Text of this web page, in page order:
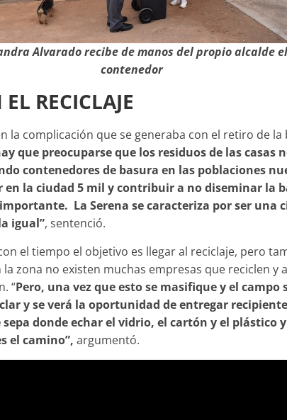
Alvarado recibe de manos del propio alcalde el
contenedor
RECICLAJE
la complicación que se generaba con el retiro de la
que preocuparse que los residuos de las casas
contenedores de basura en las poblaciones
en la ciudad 5 mil y contribuir a no diseminar la
La Serena se caracteriza por ser una
igual”, sentenció.
el tiempo el objetivo es llegar al reciclaje, pero
zona no existen muchas empresas que reciclen y
“Pero, una vez que esto se masifique y el campo
y se verá la oportunidad de entregar
donde echar el vidrio, el cartón y el plástico
el camino”, argumentó.